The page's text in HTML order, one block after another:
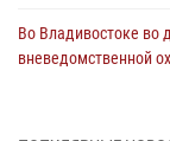
Во Владивостоке во
вневедомственной